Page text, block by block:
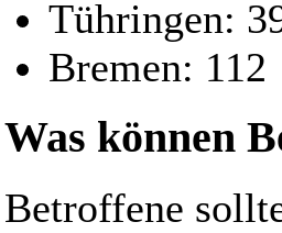
Tühringen:
Bremen: 112
Was können
Betroffene